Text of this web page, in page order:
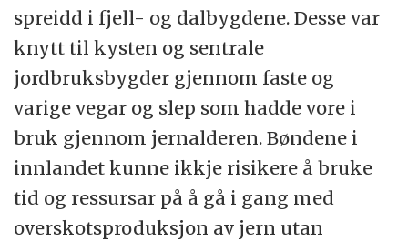
spreidd i fjell- og dalbygdene. Desse var
knytt til kysten og sentrale
jordbruksbygder gjennom faste og
varige vegar og slep som hadde vore i
bruk gjennom jernalderen. Bøndene i
innlandet kunne ikkje risikere å bruke
tid og ressursar på å gå i gang med
overskotsproduksjon av jern utan